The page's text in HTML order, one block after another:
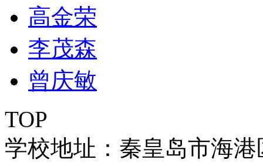
高金荣
李茂森
曾庆敏
TOP
学校地址：秦皇岛市海